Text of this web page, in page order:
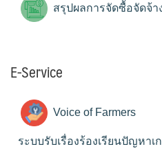
สรุปผลการจัดซื้อจัดจ้า
E-Service
Voice of Farmers
ระบบรับเรื่องร้องเรียนปัญหาเ